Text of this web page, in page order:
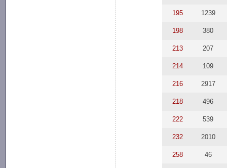
195 1239
198 380
213 207
214 109
216 2917
218 496
222 539
232 2010
258 46